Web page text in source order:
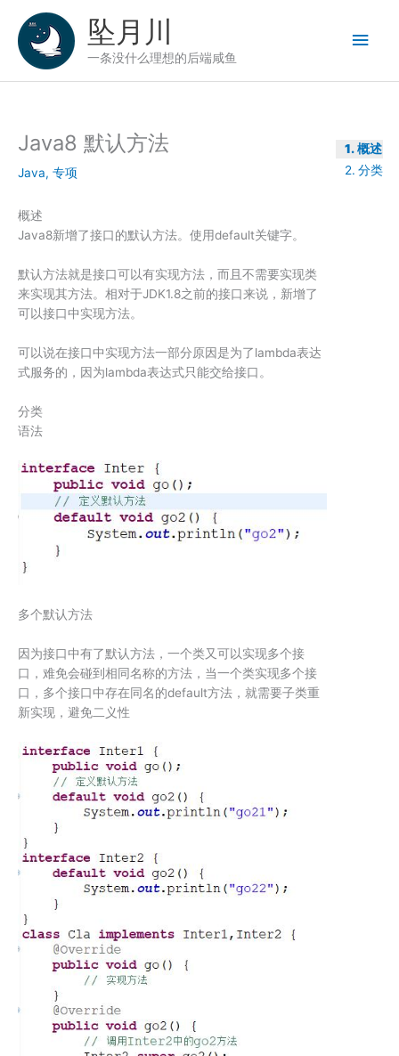
坠月川
一条没什么理想的后端咸鱼
主
菜
Java8 默认方法
Java, 专项
概述
Java8新增了接口的默认方法。使用default关键字。
默认方法就是接口可以有实现方法，而且不需要实现类
来实现其方法。相对于JDK1.8之前的接口来说，新增了
可以接口中实现方法。
可以说在接口中实现方法一部分原因是为了lambda表达
式服务的，因为lambda表达式只能交给接口。
分类
语法
多个默认方法
因为接口中有了默认方法，一个类又可以实现多个接
口，难免会碰到相同名称的方法，当一个类实现多个接
口，多个接口中存在同名的default方法，就需要子类重
新实现，避免二义性
概述
分类